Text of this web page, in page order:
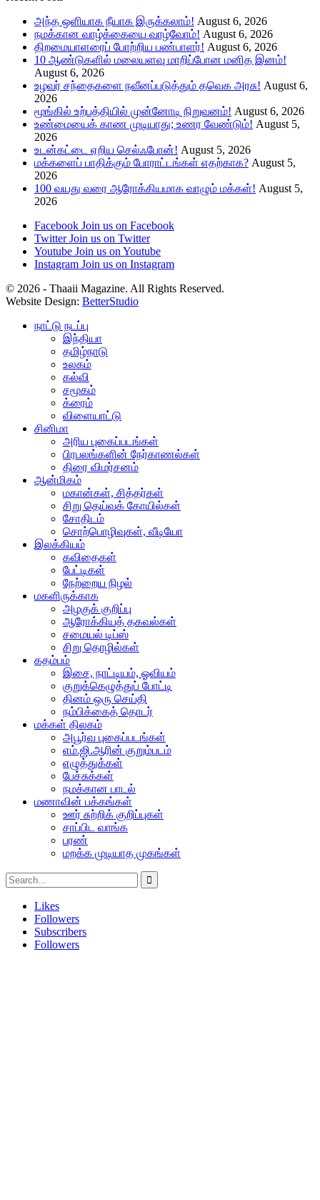
அந்த ஒளியாக நீயாக இருக்கலாம்! August 6, 2026
நமக்கான வாழ்க்கையை வாழ்வோம்! August 6, 2026
திறமையாளரைப் போற்றிய பண்பாளர்! August 6, 2026
10 ஆண்டுகளில் மலையளவு மாறிப்போன மனித இனம்!
August 6, 2026
உழவர் சந்தைகளை நவீனப்படுத்தும் தவெக அரசு! August 6,
2026
மூங்கில் உற்பத்தியில் முன்னோடி நிறுவனம்! August 6, 2026
உண்மையைக் காண முடியாது; உணர வேண்டும்! August 5,
2026
உடன்கட்டை ஏறிய செல்ஃபோன்! August 5, 2026
மக்களைப் பாதிக்கும் போராட்டங்கள் எதற்காக? August 5,
2026
100 வயது வரை ஆரோக்கியமாக வாழும் மக்கள்! August 5,
2026
Facebook Join us on Facebook
Twitter Join us on Twitter
Youtube Join us on Youtube
Instagram Join us on Instagram
© 2026 - Thaaii Magazine. All Rights Reserved.
Website Design: BetterStudio
நாட்டு நடப்பு
இந்தியா
தமிழ்நாடு
உலகம்
கல்வி
சமூகம்
க்ரைம்
விளையாட்டு
சினிமா
அரிய புகைப்படங்கள்
பிரபலங்களின் நேர்காணல்கள்
திரை விமர்சனம்
ஆன்மிகம்
மகான்கள், சித்தர்கள்
சிறு தெய்வக் கோயில்கள்
சோதிடம்
சொற்பொழிவுகள், வீடியோ
இலக்கியம்
கவிதைகள்
பேட்டிகள்
நேற்றைய நிழல்
மகளிருக்காக
அழகுக் குறிப்பு
ஆரோக்கியத் தகவல்கள்
சமையல் டிப்ஸ்
சிறு தொழில்கள்
கதம்பம்
இசை, நாட்டியம், ஓவியம்
குறுக்கெழுத்துப் போட்டி
தினம் ஒரு செய்தி
நம்பிக்கைத் தொடர்
மக்கள் திலகம்
அபூர்வ புகைப்படங்கள்
எம்.ஜி.ஆரின் குறும்படம்
எழுத்துக்கள்
பேச்சுக்கள்
நமக்கான பாடல்
மணாவின் பக்கங்கள்
ஊர் சுற்றிக் குறிப்புகள்
சாப்பிட வாங்க
பரண்
மறக்க முடியாத முகங்கள்
Likes
Followers
Subscribers
Followers